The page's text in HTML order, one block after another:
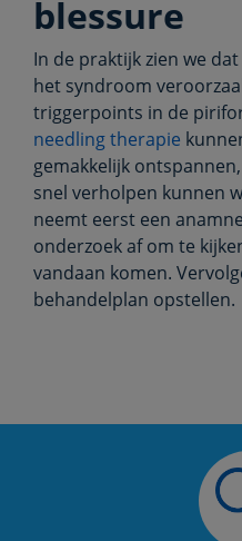
blessure
In de praktijk zien we
het syndroom
triggerpoints in de
needling therapie
gemakkelijk
snel verholpen kunnen
neemt eerst een
onderzoek af om te
vandaan komen.
behandelplan opstellen.